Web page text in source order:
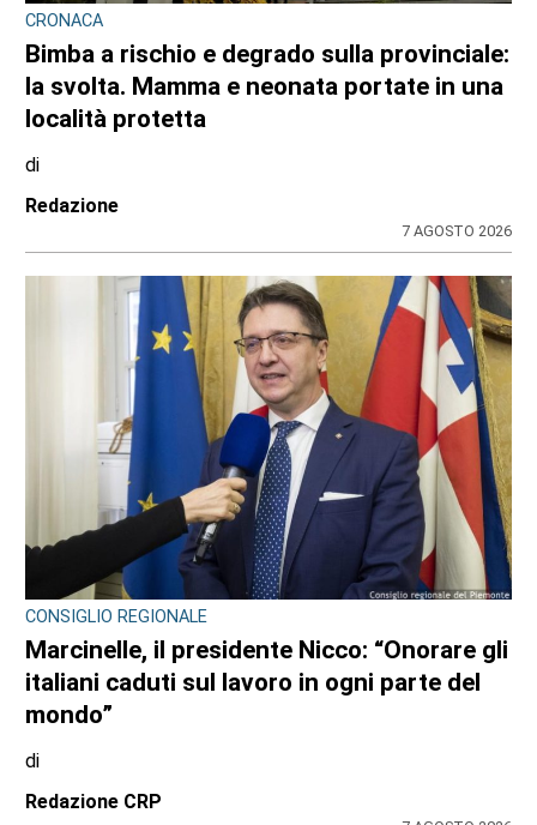
CRONACA
Bimba a rischio e degrado sulla provinciale:
la svolta. Mamma e neonata portate in una
località protetta
Redazione
7 AGOSTO 2026
CONSIGLIO REGIONALE
Marcinelle, il presidente Nicco: “Onorare gli
italiani caduti sul lavoro in ogni parte del
mondo”